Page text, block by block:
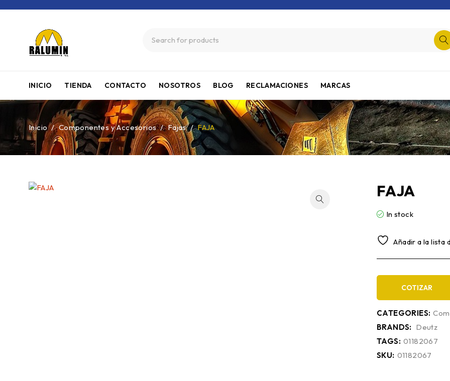
INICIO TIENDA CONTACTO NOSOTROS BLOG RECLAMACIONES MARCAS
Inicio / Componentes y Accesorios / Fajas / FAJA
FAJA
In stock
Añadir a la lista
COTIZAR
CATEGORIES:
BRANDS: Deutz
TAGS: 01182067
SKU: 01182067